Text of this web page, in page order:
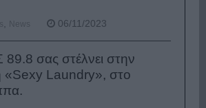
News 06/11/2023
σας στέλνει στην
«Sexy Laundry», στο